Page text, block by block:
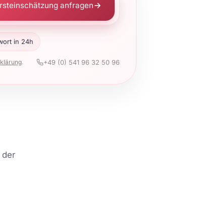
anfragen
in 24h
. +49 (0) 541 96 32 50 96
der